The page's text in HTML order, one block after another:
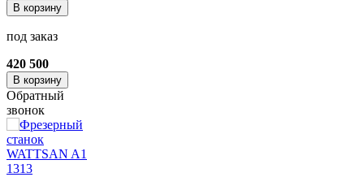
В корзину
под заказ
420 500
В корзину
Обратный
звонок